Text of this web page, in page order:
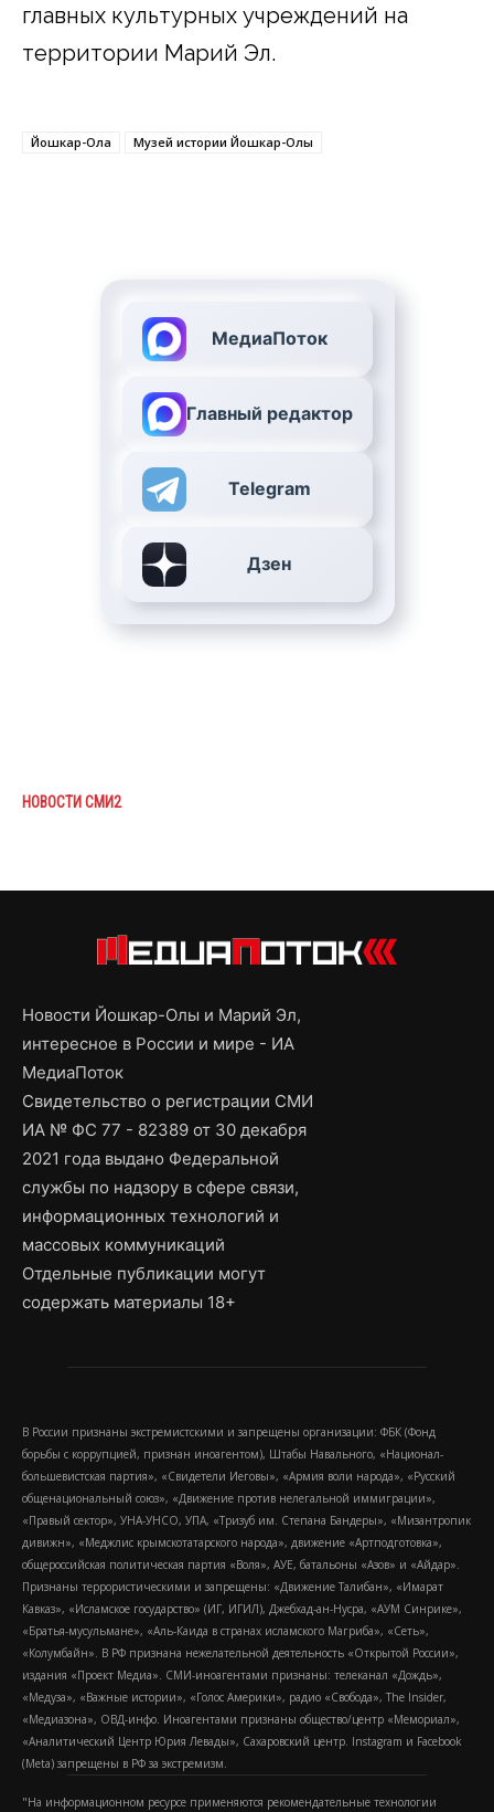
главных культурных учреждений на
территории Марий Эл.
Йошкар-Ола Музей истории Йошкар-Олы
МедиаПоток
Главный редактор
Telegram
Дзен
НОВОСТИ СМИ2
Новости Йошкар-Олы и Марий Эл,
интересное в России и мире - ИА
МедиаПоток
Свидетельство о регистрации СМИ
ИА № ФС 77 - 82389 от 30 декабря
2021 года выдано Федеральной
службы по надзору в сфере связи,
информационных технологий и
массовых коммуникаций
Отдельные публикации могут
содержать материалы 18+
В России признаны экстремистскими и запрещены организации: ФБК (Фонд
борьбы с коррупцией, признан иноагентом), Штабы Навального, «Национал-
большевистская партия», «Свидетели Иеговы», «Армия воли народа», «Русский
общенациональный союз», «Движение против нелегальной иммиграции»,
«Правый сектор», УНА-УНСО, УПА, «Тризуб им. Степана Бандеры», «Мизантропик
дивижн», «Меджлис крымскотатарского народа», движение «Артподготовка»,
общероссийская политическая партия «Воля», АУЕ, батальоны «Азов» и «Айдар».
Признаны террористическими и запрещены: «Движение Талибан», «Имарат
Кавказ», «Исламское государство» (ИГ, ИГИЛ), Джебхад-ан-Нусра, «АУМ Синрике»,
«Братья-мусульмане», «Аль-Каида в странах исламского Магриба», «Сеть»,
«Колумбайн». В РФ признана нежелательной деятельность «Открытой России»,
издания «Проект Медиа». СМИ-иноагентами признаны: телеканал «Дождь»,
«Медуза», «Важные истории», «Голос Америки», радио «Свобода», The Insider,
«Медиазона», ОВД-инфо. Иноагентами признаны общество/центр «Мемориал»,
«Аналитический Центр Юрия Левады», Сахаровский центр. Instagram и Facebook
(Metа) запрещены в РФ за экстремизм.
"На информационном ресурсе применяются рекомендательные технологии